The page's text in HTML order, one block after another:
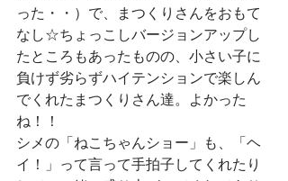
った・・）で、まつくりさんをおもて
なし☆ちょっこしバージョンアップし
たところもあったものの、小さい子に
負けず劣らずハイテンションで楽しん
でくれたまつくりさん達。よかった
ね！！
シメの「ねこちゃんショー」も、「ヘ
イ！」って言って手拍子してくれたり